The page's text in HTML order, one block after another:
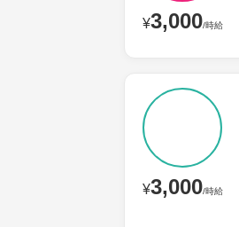
¥3,000/時給
¥3,000/時給